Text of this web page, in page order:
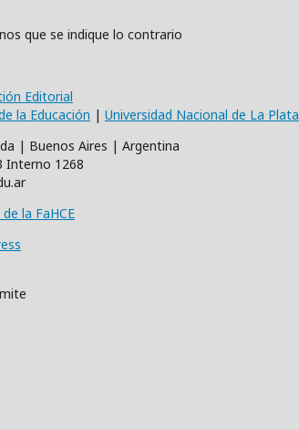
que se indique lo contrario
Editorial
la Educación | Universidad Nacional de La Plata
| Buenos Aires | Argentina
Interno 1268
la FaHCE